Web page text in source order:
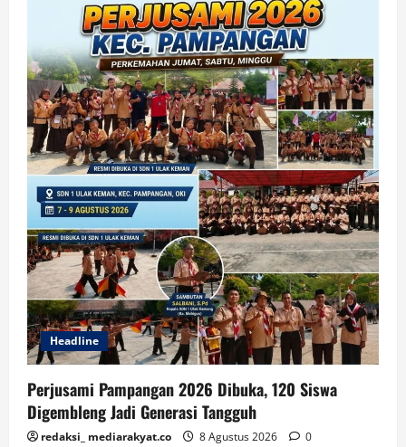
Headline
Perjusami Pampangan 2026 Dibuka, 120 Siswa
Digembleng Jadi Generasi Tangguh
redaksi_ mediarakyat.co 8 Agustus 2026 0